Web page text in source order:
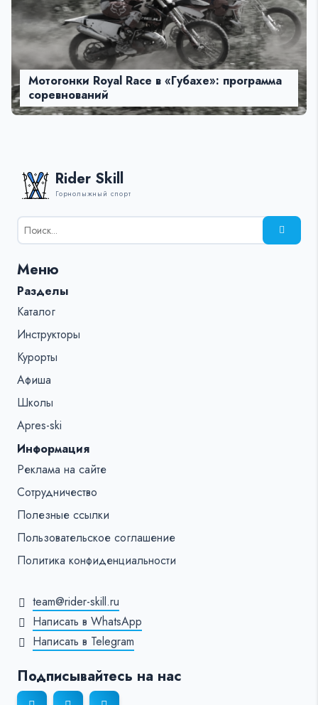
Мотогонки Royal Race в «Губахе»: программа
соревнований
Rider Skill
Горнолыжный спорт
Результаты
поиска
%s:
Меню
Разделы
Каталог
Инструкторы
Курорты
Афиша
Школы
Apres-ski
Информация
Реклама на сайте
Сотрудничество
Полезные ссылки
Пользовательское соглашение
Политика конфиденциальности
team@rider-skill.ru
Написать в WhatsApp
Написать в Telegram
Подписывайтесь на нас